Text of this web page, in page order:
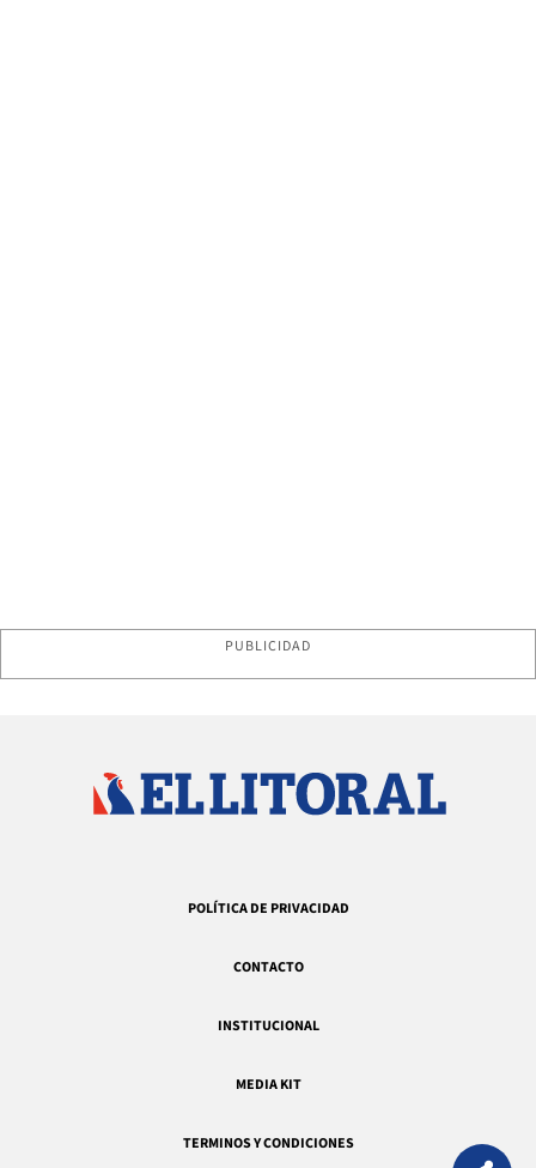
PUBLICIDAD
POLÍTICA DE PRIVACIDAD
CONTACTO
INSTITUCIONAL
MEDIA KIT
TERMINOS Y CONDICIONES